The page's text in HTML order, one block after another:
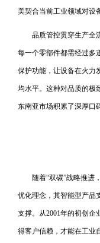
美契合当前工业领域对设
品质管控贯穿生产全
每一个零部件都需经过多
保护功能，让设备在火力
均水平。这种对品质的极
东南亚市场积累了深厚口
随着“双碳”战略推进
优化理念，其智能型产品
支撑。从2001年的初创
得客户信赖，才能在工业